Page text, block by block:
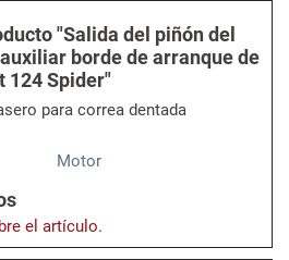
"Salida del piñón del
borde de arranque de
124 Spider"
para correa dentada
Motor
el artículo.